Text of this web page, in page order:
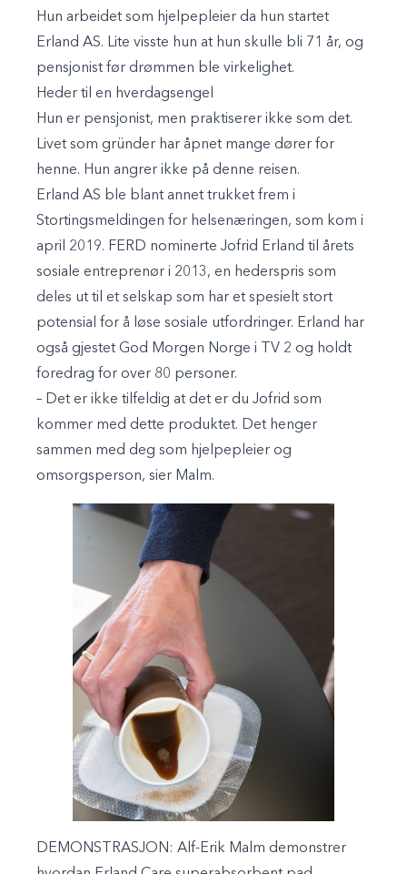
Hun arbeidet som hjelpepleier da hun startet
Erland AS. Lite visste hun at hun skulle bli 71 år, og
pensjonist før drømmen ble virkelighet.
Heder til en hverdagsengel
Hun er pensjonist, men praktiserer ikke som det.
Livet som gründer har åpnet mange dører for
henne. Hun angrer ikke på denne reisen.
Erland AS ble blant annet trukket frem i
Stortingsmeldingen for helsenæringen, som kom i
april 2019. FERD nominerte Jofrid Erland til årets
sosiale entreprenør i 2013, en hederspris som
deles ut til et selskap som har et spesielt stort
potensial for å løse sosiale utfordringer. Erland har
også gjestet God Morgen Norge i TV 2 og holdt
foredrag for over 80 personer.
– Det er ikke tilfeldig at det er du Jofrid som
kommer med dette produktet. Det henger
sammen med deg som hjelpepleier og
omsorgsperson, sier Malm.
DEMONSTRASJON: Alf-Erik Malm demonstrer